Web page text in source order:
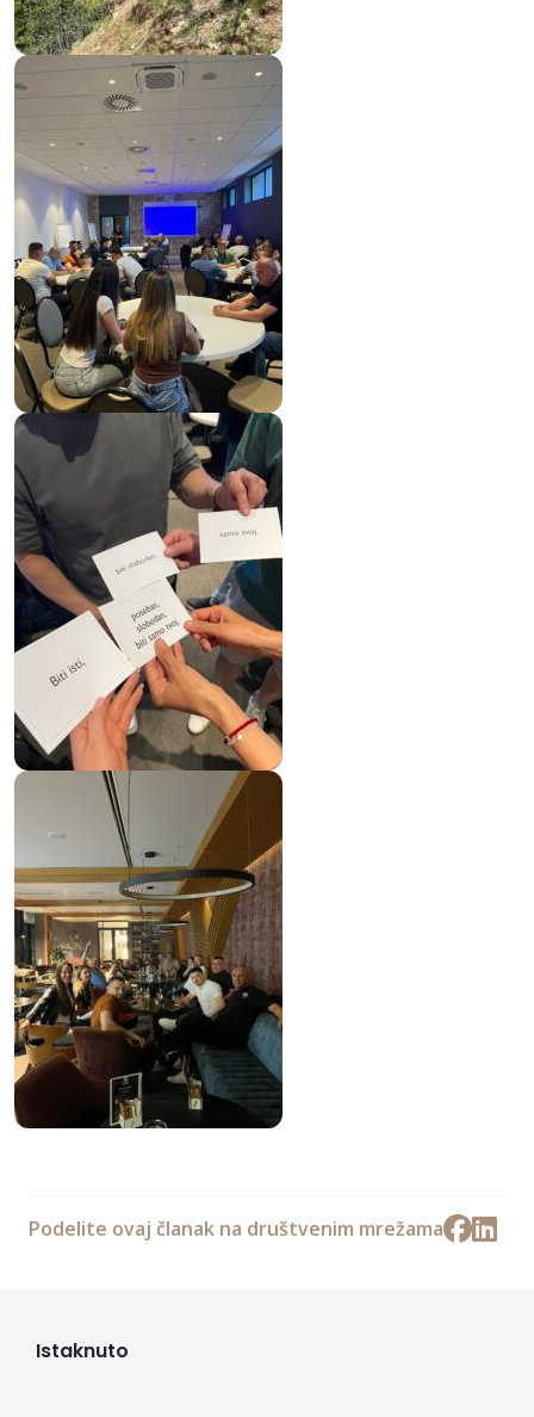
Podelite ovaj članak na društvenim mrežama
Istaknuto